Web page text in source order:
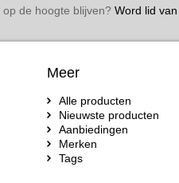
op de hoogte blijven?Word lid van
Meer
Alle producten
Nieuwste producten
Aanbiedingen
Merken
Tags